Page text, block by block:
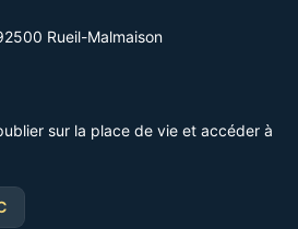
Rueil-Malmaison
sur la place de vie et accéder à